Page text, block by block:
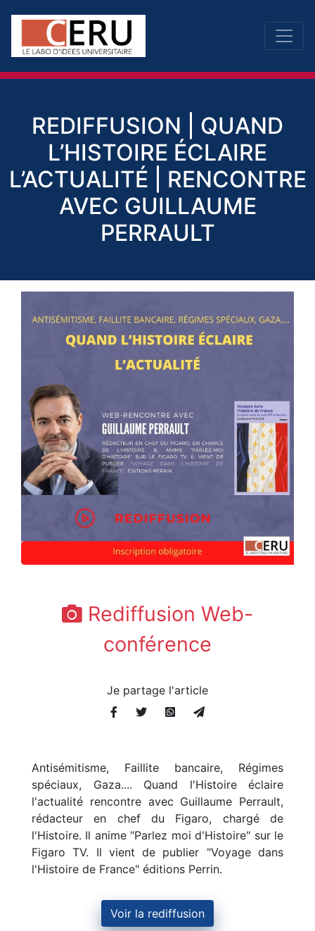
REDIFFUSION | QUAND
L’HISTOIRE ÉCLAIRE
L’ACTUALITÉ | RENCONTRE
AVEC GUILLAUME
PERRAULT
Rediffusion Web-
conférence
Je partage l'article
Antisémitisme, Faillite bancaire, Régimes
spéciaux, Gaza.... Quand l'Histoire éclaire
l'actualité rencontre avec Guillaume Perrault,
rédacteur en chef du Figaro, chargé de
l'Histoire. Il anime "Parlez moi d'Histoire" sur le
Figaro TV. Il vient de publier "Voyage dans
l'Histoire de France" éditions Perrin.
Voir la rediffusion